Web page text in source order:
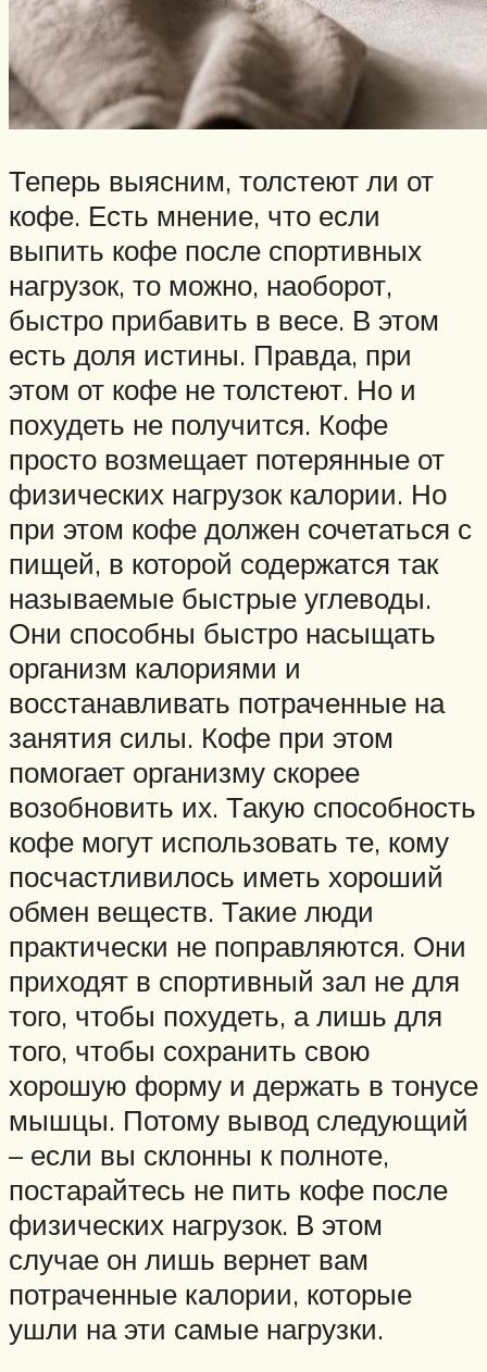
Теперь выясним, толстеют ли от
кофе. Есть мнение, что если
выпить кофе после спортивных
нагрузок, то можно, наоборот,
быстро прибавить в весе. В этом
есть доля истины. Правда, при
этом от кофе не толстеют. Но и
похудеть не получится. Кофе
просто возмещает потерянные от
физических нагрузок калории. Но
при этом кофе должен сочетаться с
пищей, в которой содержатся так
называемые быстрые углеводы.
Они способны быстро насыщать
организм калориями и
восстанавливать потраченные на
занятия силы. Кофе при этом
помогает организму скорее
возобновить их. Такую способность
кофе могут использовать те, кому
посчастливилось иметь хороший
обмен веществ. Такие люди
практически не поправляются. Они
приходят в спортивный зал не для
того, чтобы похудеть, а лишь для
того, чтобы сохранить свою
хорошую форму и держать в тонусе
мышцы. Потому вывод следующий
– если вы склонны к полноте,
постарайтесь не пить кофе после
физических нагрузок. В этом
случае он лишь вернет вам
потраченные калории, которые
ушли на эти самые нагрузки.